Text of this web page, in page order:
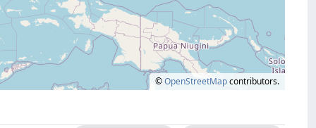
©OpenStreetMapcontributors.